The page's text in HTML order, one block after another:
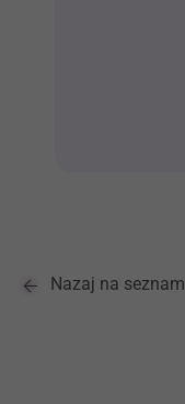
Nazaj na seznam